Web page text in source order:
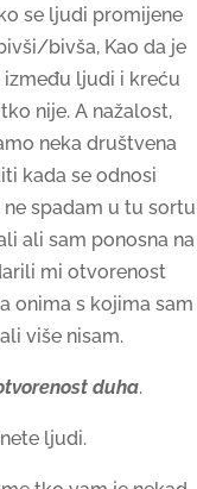
se ljudi promijene
bivša, Kao da je
ljudi i kreću
nije. A nažalost,
neka društvena
kada se odnosi
spadam u tu sortu
ali sam ponosna na
mi otvorenost
onima s kojima sam
više nisam.
duha.
ljudi.